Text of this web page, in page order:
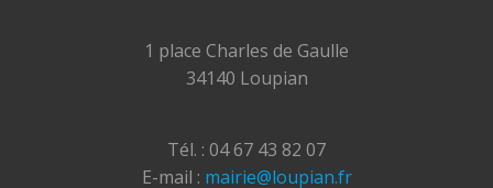
1 place Charles de Gaulle
34140 Loupian
Tél. : 04 67 43 82 07
E-mail : mairie@loupian.fr